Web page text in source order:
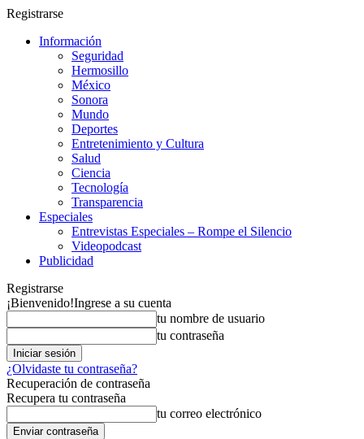
Registrarse
Información
Seguridad
Hermosillo
México
Sonora
Mundo
Deportes
Entretenimiento y Cultura
Salud
Ciencia
Tecnología
Transparencia
Especiales
Entrevistas Especiales – Rompe el Silencio
Videopodcast
Publicidad
Registrarse
¡Bienvenido!Ingrese a su cuenta
tu nombre de usuario
tu contraseña
¿Olvidaste tu contraseña?
Recuperación de contraseña
Recupera tu contraseña
tu correo electrónico